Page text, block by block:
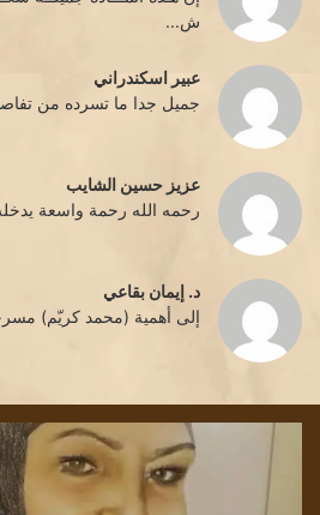
ش...
عبير اسكندراني
جميل جدا ما تسرده من
عزيز حسين الشايب
رحمه الله رحمة واسعة
د. إيمان بقاعي
إلى أهمية (محمد كريّم)
تحدثني